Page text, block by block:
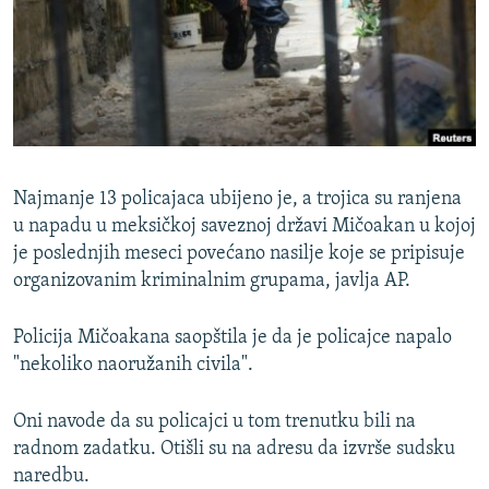
ISPRIČAJ MI
DNEVNO@RSE
SPECIJALI RSE
VIŠE OD NASLOVA
POPLAVE I KLIZIŠTA U BIH 2024.
TV LIBERTY
MOJA EVROPA
TRI DECENIJE OD RATA U BIH
SVE KARTE DEJTONA
NASTANAK I RASPAD JUGOSLAVIJE
Sve RFE/RL stranice
Najmanje 13 policajaca ubijeno je, a trojica su ranjena
u napadu u meksičkoj saveznoj državi Mičoakan u kojoj
je poslednjih meseci povećano nasilje koje se pripisuje
organizovanim kriminalnim grupama, javlja AP.
Policija Mičoakana saopštila je da je policajce napalo
"nekoliko naoružanih civila".
Oni navode da su policajci u tom trenutku bili na
radnom zadatku. Otišli su na adresu da izvrše sudsku
naredbu.